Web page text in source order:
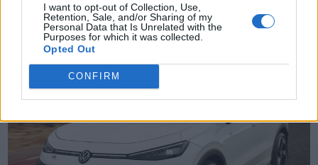
I want to opt-out of Collection, Use,
Retention, Sale, and/or Sharing of my
Personal Data that Is Unrelated with the
Purposes for which it was collected.
Opted Out
CONFIRM
ηλεκτρικό Omoda 5